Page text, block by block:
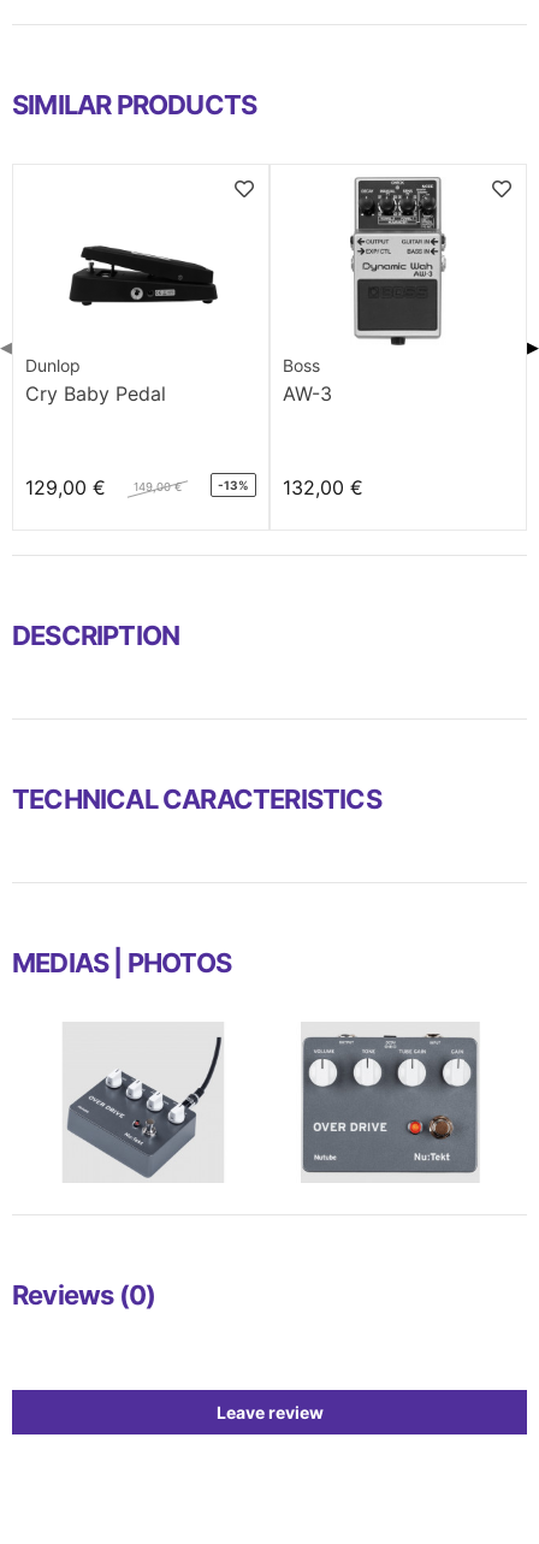
SIMILAR PRODUCTS
Dunlop
Cry Baby Pedal
129,00 € 149,00 € -13%
Boss
AW-3
132,00 €
◀ ▶
DESCRIPTION
TECHNICAL CARACTERISTICS
MEDIAS | PHOTOS
Reviews (0)
Leave review